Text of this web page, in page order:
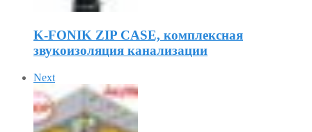
K-FONIK ZIP CASE, комплексная
звукоизоляция канализации
Next